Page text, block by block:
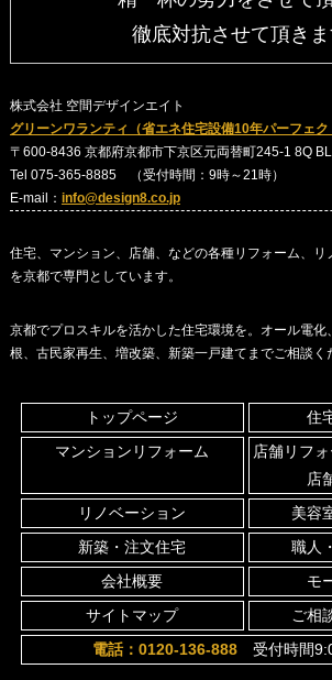
徹底対抗させて頂きま
株式会社 空間デザインエイト
グリーンワランティ（省エネ住宅設備10年パーフェ
〒600-8436 京都府京都市下京区元両替町245-1 8Q
Tel 075-365-8885 （受付時間：9時～21時）
E-mail： info@design8.co.jp
住宅、マンション、店舗、などの各種リフォーム、
を京都で専門としています。
京都でプロスキルを活かした住宅環境を。オール電化
根、古民家再生、増改築、新築一戸建てまでご相談く
トップページ
住
マンションリフォーム
店舗リフ
店
リノベーション
美容
新築・注文住宅
職人
会社概要
モ
サイトマップ
ご相
電話：0120-136-888受付時間